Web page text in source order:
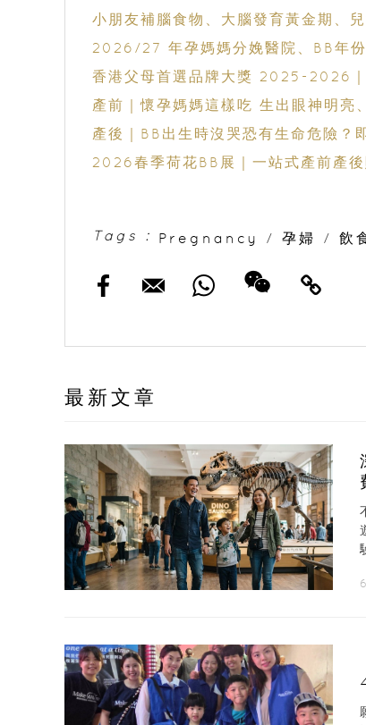
小朋友補腦食物、大腦發育黃金期、
2026/27 年孕媽媽分娩醫院、BB年
香港父母首選品牌大獎 2025-2026｜
產前｜懷孕媽媽這樣吃 生出眼神明亮
產後｜BB出生時沒哭恐有生命危險？
2026春季荷花BB展｜一站式產前產
Tags : Pregnancy / 孕婦 / 飲
最新文章